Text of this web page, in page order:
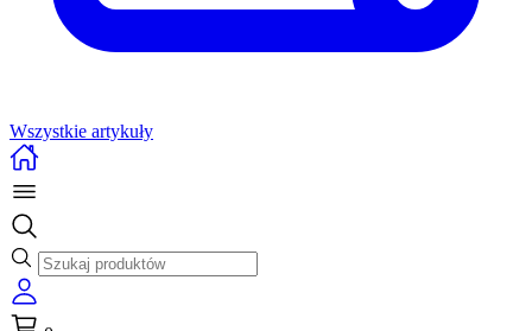
Wszystkie artykuły